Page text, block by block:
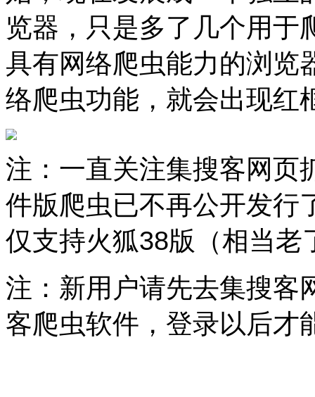
览器，只是多了几个用于
具有网络爬虫能力的浏览
络爬虫功能，就会出现红
注：一直关注集搜客网页
件版爬虫已不再公开发行
仅支持火狐38版（相当老
注：新用户请先去集搜客
客爬虫软件，登录以后才